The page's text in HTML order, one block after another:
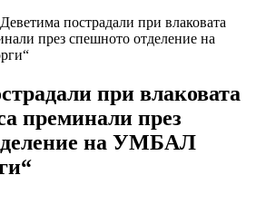
Деветима пострадали при влаковата
през спешното отделение на
при влаковата
преминали през
на УМБАЛ